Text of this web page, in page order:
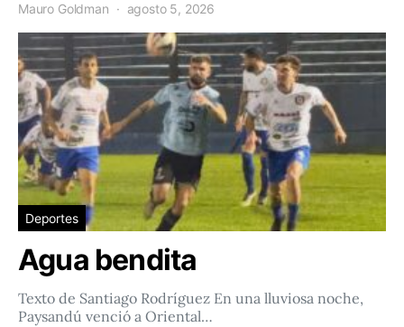
Mauro Goldman agosto 5, 2026
Deportes
Agua bendita
Texto de Santiago Rodríguez En una lluviosa noche,
Paysandú venció a Oriental…